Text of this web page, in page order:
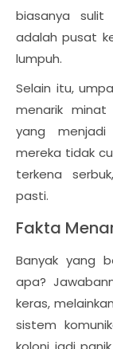
biasanya sulit
adalah pusat
lumpuh.
Selain itu,
menarik
yang menjadi
mereka tidak
terkena
pasti.
Fakta
Banyak yang
apa?
keras,
sistem